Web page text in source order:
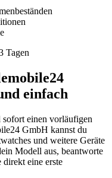
Tagen
einfach
einen vorläufigen
GmbH kannst du
und weitere Geräte
Modell aus, beantworte
eine erste